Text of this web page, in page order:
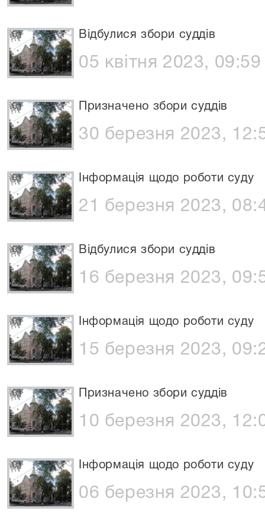
Відбулися збори суддів
05 квітня 2023, 09:59
Призначено збори суддів
30 березня 2023,
Інформація щодо роботи суду
21 березня 2023,
Відбулися збори суддів
16 березня 2023,
Інформація щодо роботи суду
15 березня 2023,
Призначено збори суддів
10 березня 2023,
Інформація щодо роботи суду
06 березня 2023,